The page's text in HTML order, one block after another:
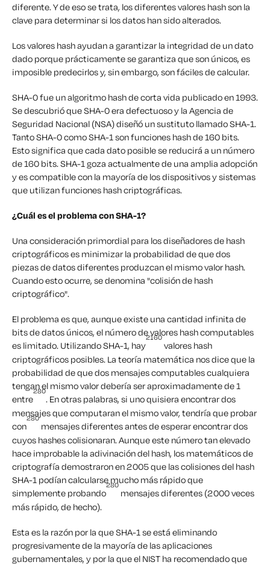
diferente. Y de eso se trata, los diferentes valores hash son la
clave para determinar si los datos han sido alterados.
Los valores hash ayudan a garantizar la integridad de un dato
dado porque prácticamente se garantiza que son únicos, es
imposible predecirlos y, sin embargo, son fáciles de calcular.
SHA-0 fue un algoritmo hash de corta vida publicado en 1993.
Se descubrió que SHA-0 era defectuoso y la Agencia de
Seguridad Nacional (NSA) diseñó un sustituto llamado SHA-1.
Tanto SHA-0 como SHA-1 son funciones hash de 160 bits.
Esto significa que cada dato posible se reducirá a un número
de 160 bits. SHA-1 goza actualmente de una amplia adopción
y es compatible con la mayoría de los dispositivos y sistemas
que utilizan funciones hash criptográficas.
¿Cuál es el problema con SHA-1?
Una consideración primordial para los diseñadores de hash
criptográficos es minimizar la probabilidad de que dos
piezas de datos diferentes produzcan el mismo valor hash.
Cuando esto ocurre, se denomina "colisión de hash
criptográfico".
El problema es que, aunque existe una cantidad infinita de
bits de datos únicos, el número de valores hash computables
es limitado. Utilizando SHA-1, hay
2160
valores hash
criptográficos posibles. La teoría matemática nos dice que la
probabilidad de que dos mensajes computables cualquiera
tengan el mismo valor debería ser aproximadamente de 1
entre
280
. En otras palabras, si uno quisiera encontrar dos
mensajes que computaran el mismo valor, tendría que probar
con
280
mensajes diferentes antes de esperar encontrar dos
cuyos hashes colisionaran. Aunque este número tan elevado
hace improbable la adivinación del hash, los matemáticos de
criptografía demostraron en 2005 que las colisiones del hash
SHA-1 podían calcularse mucho más rápido que
simplemente probando
280
mensajes diferentes (2000 veces
más rápido, de hecho).
Esta es la razón por la que SHA-1 se está eliminando
progresivamente de la mayoría de las aplicaciones
gubernamentales, y por la que el NIST ha recomendado que